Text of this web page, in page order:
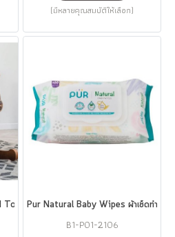
(มีหลายคุณสมบัติให้เลือก)
Told Me Rufus & Ted Rocking Horse
Pur Natural Baby Wipes ผ้าเช็ดทำควา
B1-P01-2106